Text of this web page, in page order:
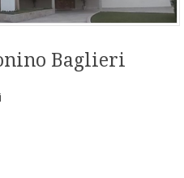
Baglieri